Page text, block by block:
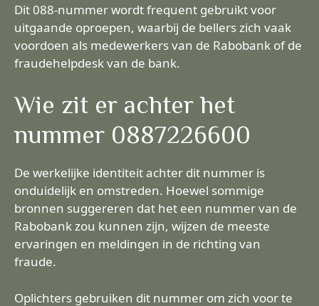
Dit 088-nummer wordt frequent gebruikt voor
uitgaande oproepen, waarbij de bellers zich vaak
voordoen als medewerkers van de Rabobank of de
fraudehelpdesk van de bank.
Wie zit er achter het
nummer 0887226600
De werkelijke identiteit achter dit nummer is
onduidelijk en omstreden. Hoewel sommige
bronnen suggereren dat het een nummer van de
Rabobank zou kunnen zijn, wijzen de meeste
ervaringen en meldingen in de richting van
fraude.
Oplichters gebruiken dit nummer om zich voor te